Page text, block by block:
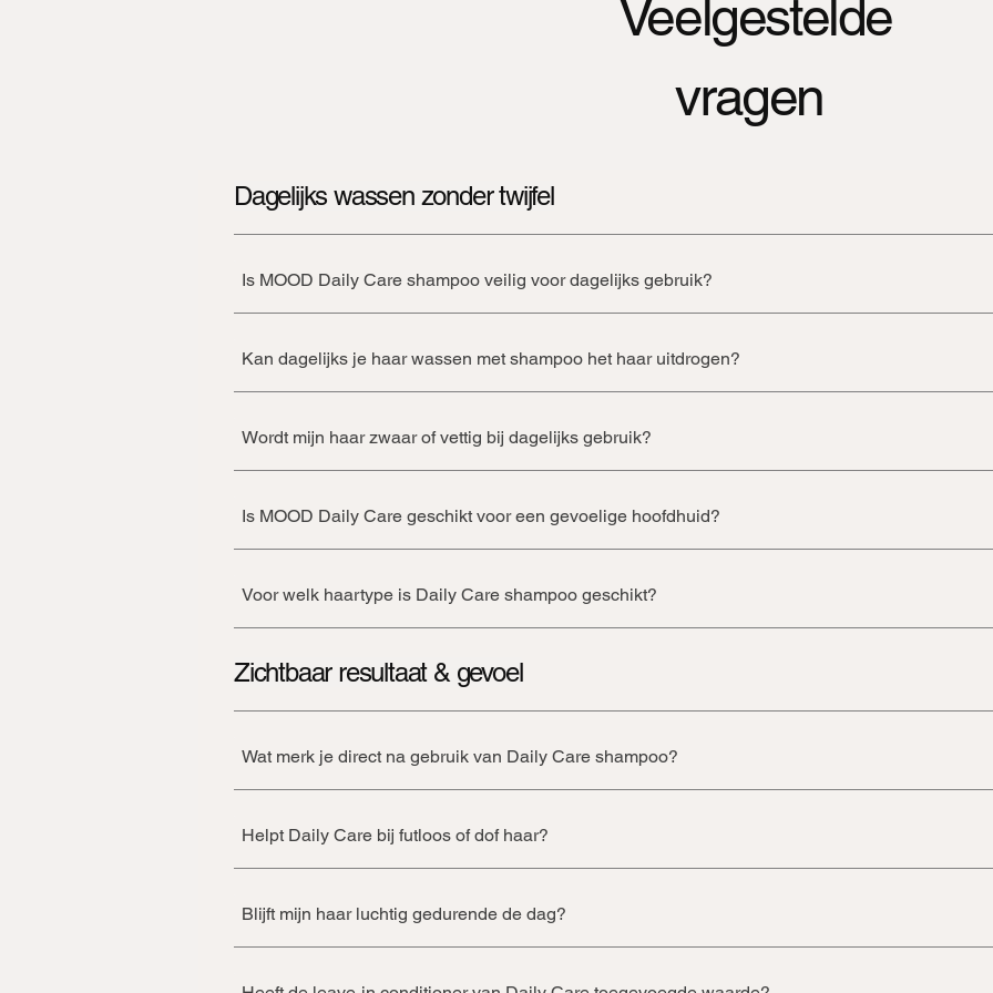
We hebben momenteel geen producten om
Veelgestelde
vragen
Dagelijks wassen zonder twijfel
Is MOOD Daily Care shampoo veilig voor dagelijks gebruik?
Kan dagelijks je haar wassen met shampoo het haar uitdrogen?
Wordt mijn haar zwaar of vettig bij dagelijks gebruik?
Is MOOD Daily Care geschikt voor een gevoelige hoofdhuid?
Voor welk haartype is Daily Care shampoo geschikt?
Zichtbaar resultaat & gevoel
Wat merk je direct na gebruik van Daily Care shampoo?
Helpt Daily Care bij futloos of dof haar?
Blijft mijn haar luchtig gedurende de dag?